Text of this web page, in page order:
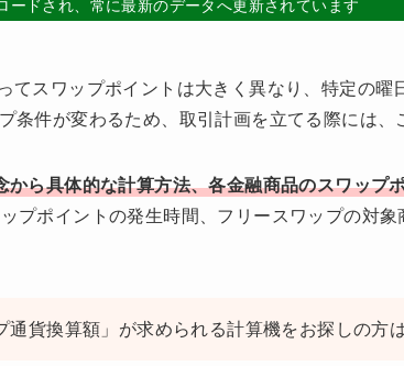
ドされ、常に最新のデータへ更新されています
スワップポイントは大きく異なり、特定の
件が変わるため、取引計画を立てる際には、
ら具体的な計算方法、各金融商品のスワップ
プポイントの発生時間、フリースワップの対
貨換算額」が求められる計算機をお探しの方